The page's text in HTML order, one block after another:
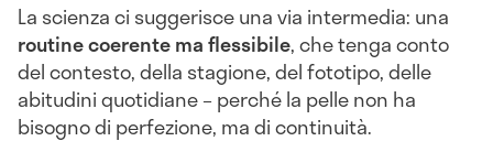
La scienza ci suggerisce una via intermedia: una
routine coerente ma flessibile, che tenga conto
del contesto, della stagione, del fototipo, delle
abitudini quotidiane – perché la pelle non ha
bisogno di perfezione, ma di continuità.